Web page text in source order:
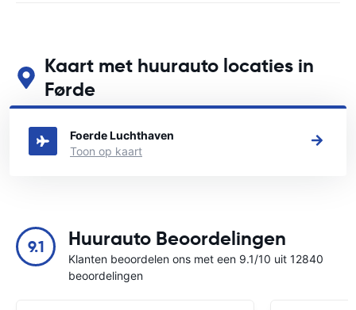
Kaart met huurauto locaties in
Førde
Zie onze belangrijkste autoverhuur locaties in Førde
Foerde Luchthaven
Toon op kaart
9.1 Huurauto Beoordelingen
Klanten beoordelen ons met een 9.1/10 uit 12840
beoordelingen